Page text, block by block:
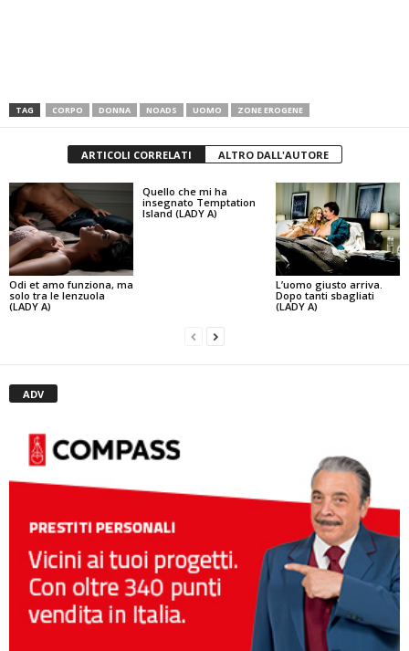
TAG CORPO DONNA NOADS UOMO ZONE EROGENE
ARTICOLI CORRELATI ALTRO DALL'AUTORE
Odi et amo funziona, ma
solo tra le lenzuola
(LADY A)
Quello che mi ha
insegnato Temptation
Island (LADY A)
L’uomo giusto arriva.
Dopo tanti sbagliati
(LADY A)
ADV